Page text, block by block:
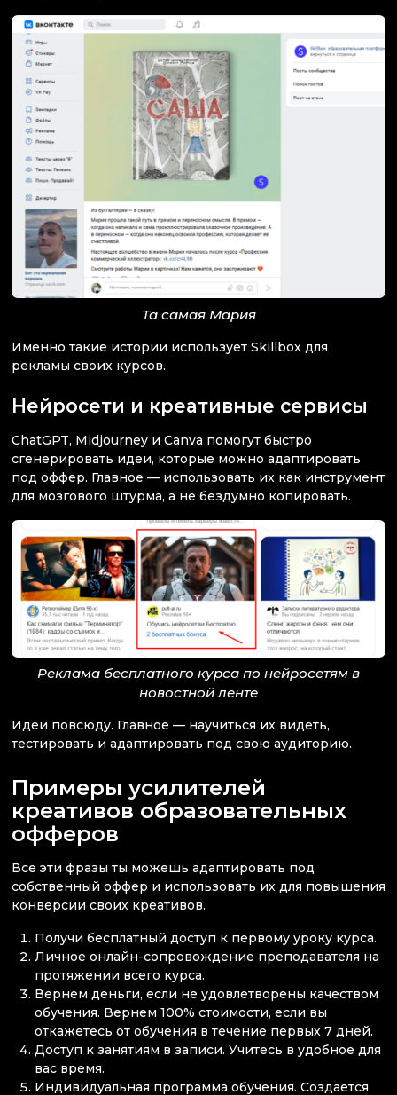
Та самая Мария
Именно такие истории использует Skillbox для
рекламы своих курсов.
Нейросети и креативные сервисы
ChatGPT, Midjourney и Canva помогут быстро
сгенерировать идеи, которые можно адаптировать
под оффер. Главное — использовать их как инструмент
для мозгового штурма, а не бездумно копировать.
Реклама бесплатного курса по нейросетям в
новостной ленте
Идеи повсюду. Главное — научиться их видеть,
тестировать и адаптировать под свою аудиторию.
Примеры усилителей
креативов образовательных
офферов
Все эти фразы ты можешь адаптировать под
собственный оффер и использовать их для повышения
конверсии своих креативов.
Получи бесплатный доступ к первому уроку курса.
Личное онлайн-сопровождение преподавателя на
протяжении всего курса.
Вернем деньги, если не удовлетворены качеством
обучения. Вернем 100% стоимости, если вы
откажетесь от обучения в течение первых 7 дней.
Доступ к занятиям в записи. Учитесь в удобное для
вас время.
Индивидуальная программа обучения. Создается